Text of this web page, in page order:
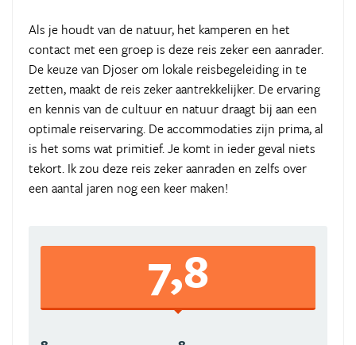
Als je houdt van de natuur, het kamperen en het
contact met een groep is deze reis zeker een aanrader.
De keuze van Djoser om lokale reisbegeleiding in te
zetten, maakt de reis zeker aantrekkelijker. De ervaring
en kennis van de cultuur en natuur draagt bij aan een
optimale reiservaring. De accommodaties zijn prima, al
is het soms wat primitief. Je komt in ieder geval niets
tekort. Ik zou deze reis zeker aanraden en zelfs over
een aantal jaren nog een keer maken!
7,8